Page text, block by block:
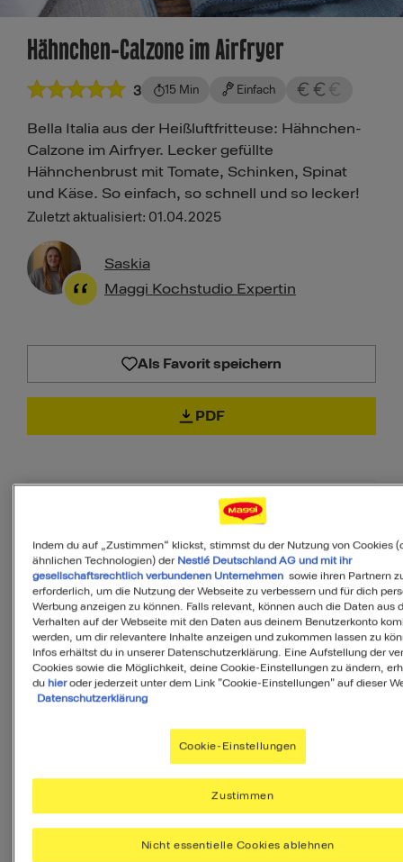
Hähnchen-Calzone im Airfryer
3 15 Min Einfach
Bella Italia aus der Heißluftfritteuse: Hähnchen-
Calzone im Airfryer. Lecker gefüllte
Hähnchenbrust mit Tomate, Schinken, Spinat
und Käse. So einfach, so schnell und so lecker!
Zuletzt aktualisiert: 01.04.2025
Saskia
Maggi Kochstudio Expertin
Als Favorit speichern
PDF
2Portionen
50g
400 g
Blattspinat, tiefgefroren
Tomatenmark
Parmaschinken
Indem du auf „Zustimmen“ klickst, stimmst du der Nutzung von Cookies
ähnlichen Technologien) der Nestlé Deutschland AG und mit ihr
gesellschaftsrechtlich verbundenen Unternehmensowie ihren Partnern
erforderlich, um die Nutzung der Webseite zu verbessern und für dich
Werbung anzeigen zu können. Falls relevant, können auch die Daten aus
Verhalten auf der Webseite mit den Daten aus deinem Benutzerkonto
werden, um dir relevantere Inhalte anzeigen und zukommen lassen zu
Infos erhältst du in unserer Datenschutzerklärung. Eine Aufstellung der
Cookies sowie die Möglichkeit, deine Cookie-Einstellungen zu ändern,
du hieroder jederzeit unter dem Link "Cookie-Einstellungen" auf dieser
Datenschutzerklärung
Cookie-Einstellungen
Nicht essentielle Cookies ablehnen
Zustimmen